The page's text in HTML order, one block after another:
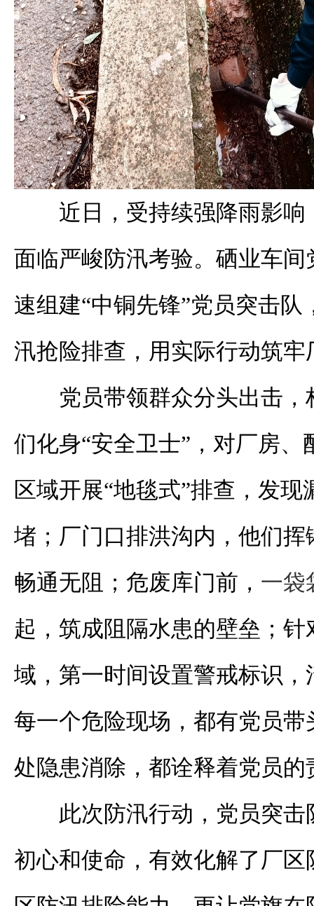
近日，受持续强降雨影
面临严峻防汛考验。硒业车
速组建“中铜先锋”党员突击
汛抢险排查，用实际行动筑牢
党员带领群众分头出击
们化身“安全卫士”，对厂房
区域开展“地毯式”排查，发
堵；厂门口排洪沟内，他们
畅通无阻；危废库门前， 一袋
起，筑成阻隔水患的壁垒；
域，第一时间设置警戒标识
每一个危险现场，都有党员
处隐患消除，都诠释着党员的
此次防汛行动，党员突
初心和使命，有效化解了厂